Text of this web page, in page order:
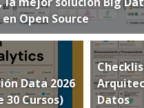
Open Source
Data 2026
30 Cursos)
Datos